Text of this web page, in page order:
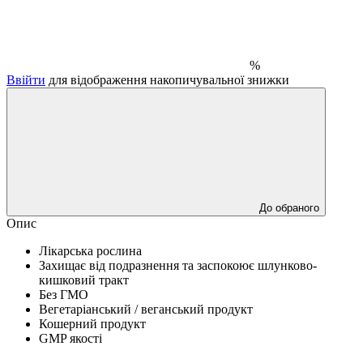
%
Ввійти для відображення накопичувальної знижки
До обраного
Опис
Лікарська рослина
Захищає від подразнення та заспокоює шлунково-
кишковий тракт
Без ГМО
Вегетаріанський / веганський продукт
Кошерний продукт
GMP якості